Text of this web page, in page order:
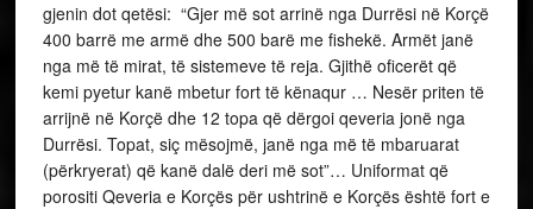
gjenin dot qetësi: “Gjer më sot arrinë nga Durrësi në Korçë
400 barrë me armë dhe 500 barë me fishekë. Armët janë
nga më të mirat, të sistemeve të reja. Gjithë oficerët që
kemi pyetur kanë mbetur fort të kënaqur … Nesër priten të
arrijnë në Korçë dhe 12 topa që dërgoi qeveria jonë nga
Durrësi. Topat, siç mësojmë, janë nga më të mbaruarat
(përkryerat) që kanë dalë deri më sot”… Uniformat që
porositi Qeveria e Korçës për ushtrinë e Korçës është fort e